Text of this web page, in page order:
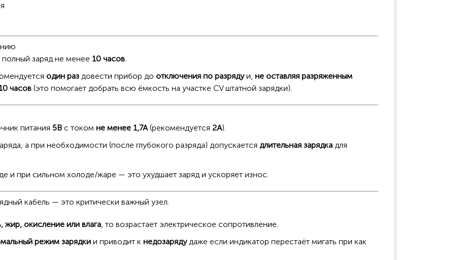
заряд не менее 10 часов.
один раз довести прибор до отключения по разрядуи, не оставляя разряженным
часов (это помогает добрать всю ёмкость на участке CV штатной зарядки).
питания 5В с током не менее 1,7А(рекомендуется 2А).
а при необходимости (после глубокого разряда) допускается длительная зарядка для
и при сильном холоде/жаре — это ухудшает заряд и ускоряет износ.
кабель — это критически важный узел.
жир, окисление или влага, то возрастает электрическое сопротивление.
режим зарядки и приводит к недозарядудаже если индикатор перестаёт мигать при как